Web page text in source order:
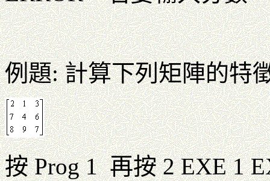
例題: 計算下列矩陣的特
按 Prog 1 再按 2 EXE 1